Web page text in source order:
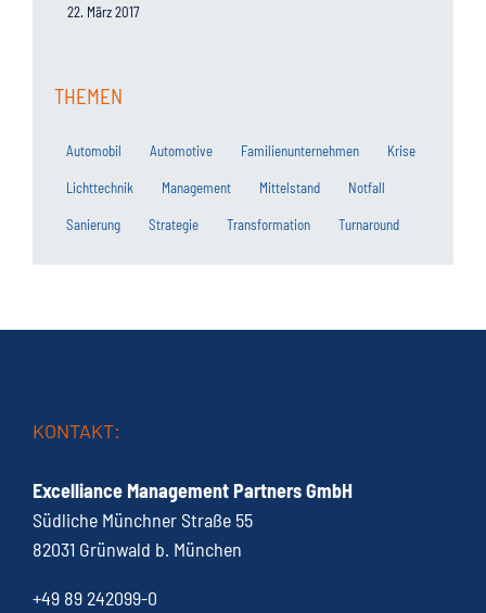
22. März 2017
THEMEN
Automobil Automotive Familienunternehmen Krise
Lichttechnik Management Mittelstand Notfall
Sanierung Strategie Transformation Turnaround
KONTAKT:
Excelliance Management Partners GmbH
Südliche Münchner Straße 55
82031 Grünwald b. München
+49 89 242099-0